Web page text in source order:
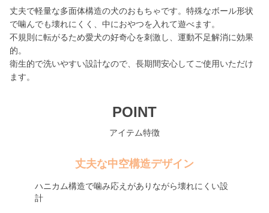
丈夫で軽量な多面体構造の犬のおもちゃです。特殊なボール形状
で噛んでも壊れにくく、中におやつを入れて遊べます。
不規則に転がるため愛犬の好奇心を刺激し、運動不足解消に効果
的。
衛生的で洗いやすい設計なので、長期間安心してご使用いただけ
ます。
POINT
アイテム特徴
丈夫な中空構造デザイン
ハニカム構造で噛み応えがありながら壊れにくい設
計